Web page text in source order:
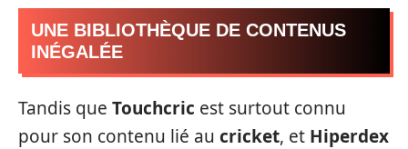
UNE BIBLIOTHÈQUE DE CONTENUS
INÉGALÉE
Tandis que Touchcric est surtout connu
pour son contenu lié au cricket, et Hiperdex